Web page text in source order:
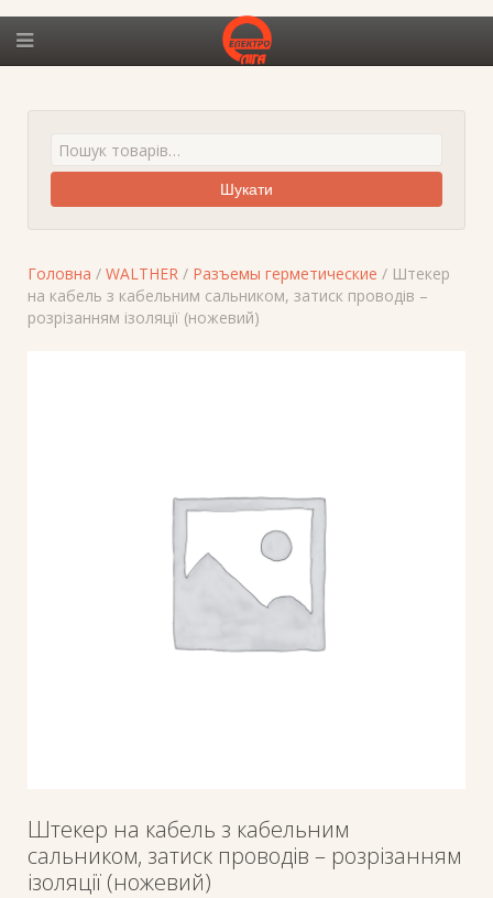
Шукати
Головна / WALTHER / Разъемы герметические / Штекер
на кабель з кабельним сальником, затиск проводів –
розрізанням ізоляції (ножевий)
Штекер на кабель з кабельним
сальником, затиск проводів – розрізанням
ізоляції (ножевий)